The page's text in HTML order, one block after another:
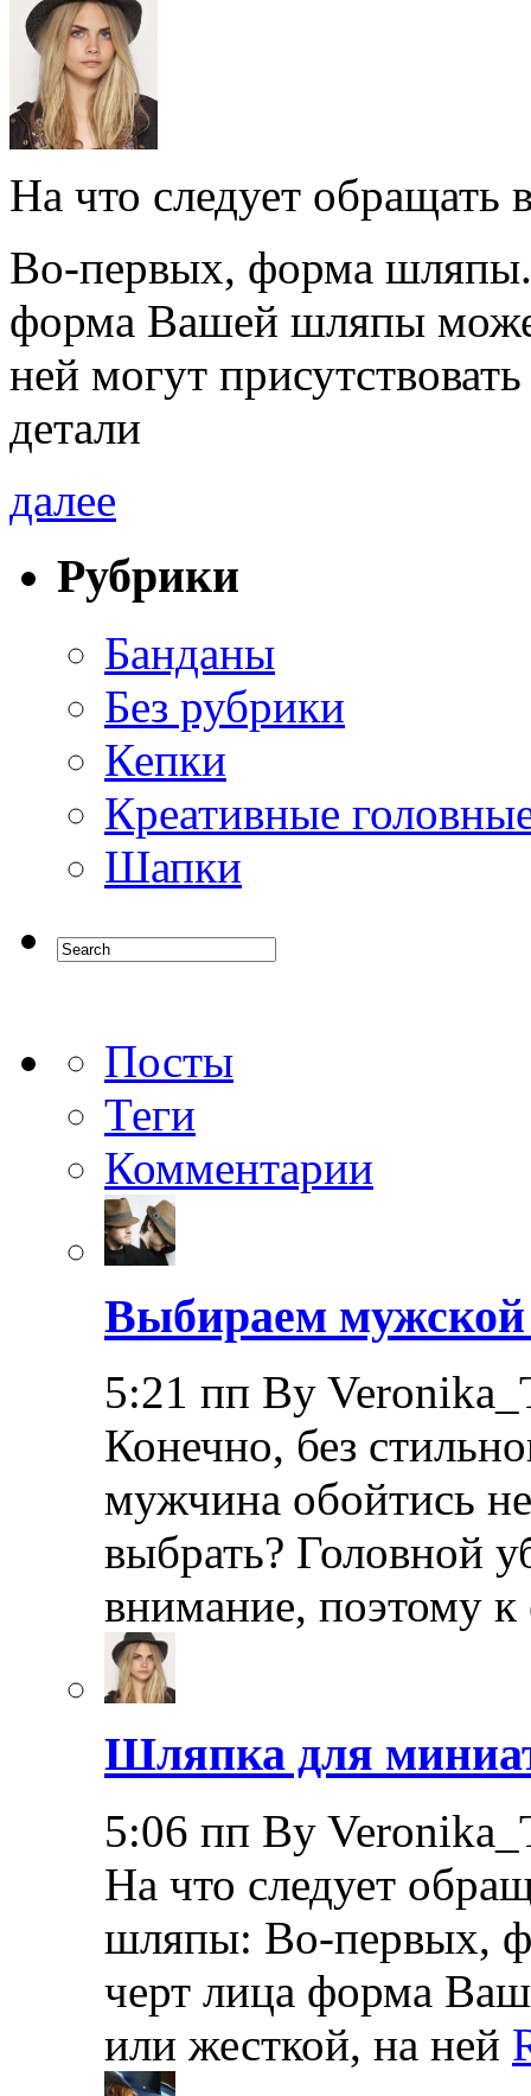
На что следует
Во-первых, форма шляпы.
форма Вашей шляпы
ней могут
детали
далее
Рубрики
Банданы
Без рубрики
Кепки
Креативные
Шапки
Посты
Теги
Комментарии
Выбираем мужской
5:21 пп By
Конечно, без
мужчина обойтись
выбрать? Головной
внимание, поэтому к
Шляпка для
5:06 пп By
На что следует
шляпы: Во-первых,
черт лица форма
или жесткой, на ней